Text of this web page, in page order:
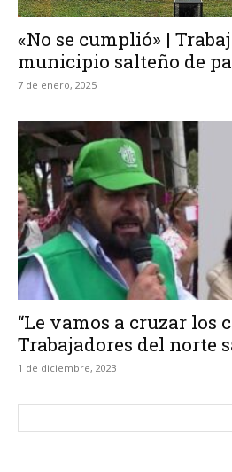
«No se cumplió» |
municipio salteño de
7 de enero, 2025
“Le vamos a cruzar los
Trabajadores del norte
1 de diciembre, 2023